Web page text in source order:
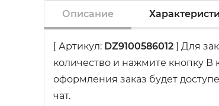
Описание
[ Артикул: DZ9100586012 ] Для
количество и нажмите кнопку В
оформления заказ будет
чат.